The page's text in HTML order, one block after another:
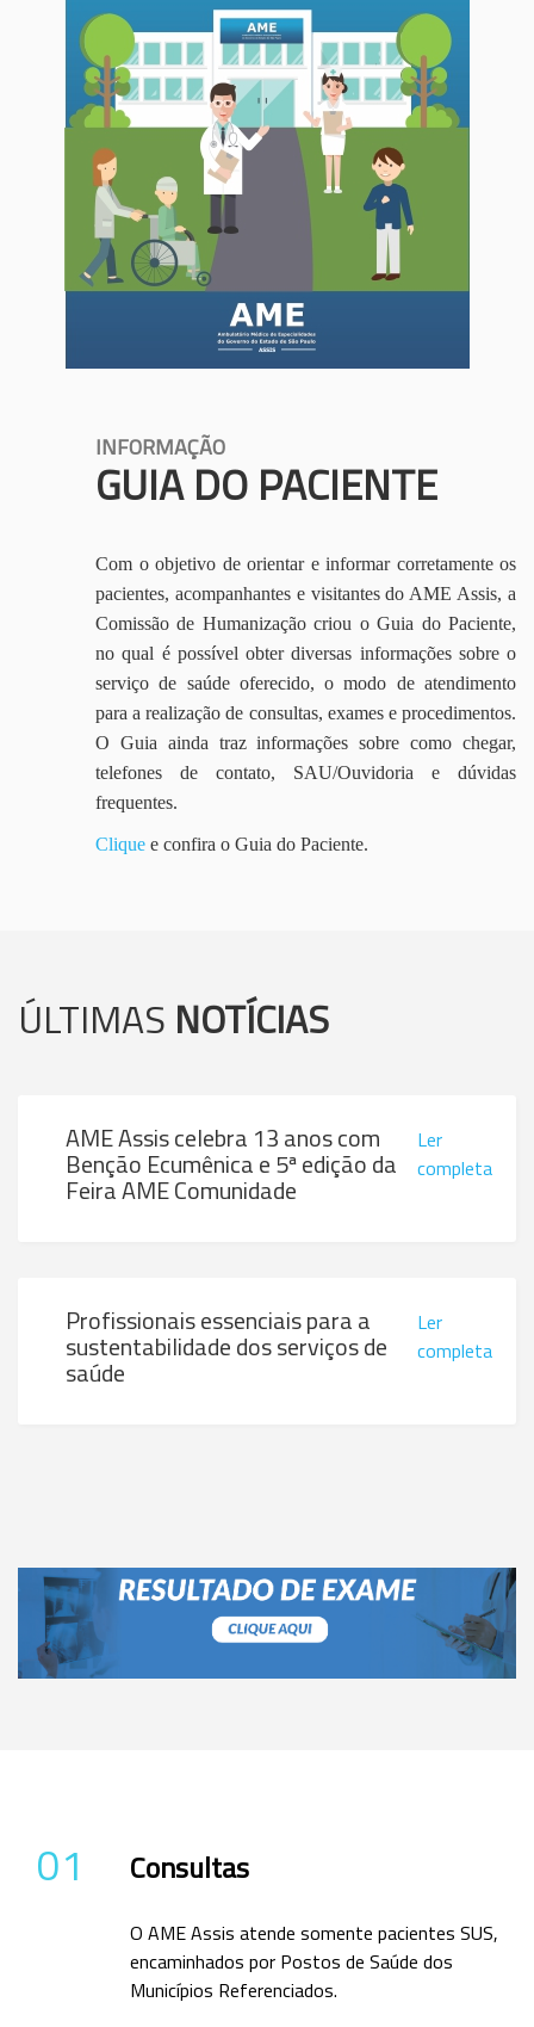
INFORMAÇÃO
GUIA DO PACIENTE
Com o objetivo de orientar e informar corretamente os
pacientes, acompanhantes e visitantes do AME Assis, a
Comissão de Humanização criou o Guia do Paciente,
no qual é possível obter diversas informações sobre o
serviço de saúde oferecido, o modo de atendimento
para a realização de consultas, exames e procedimentos.
O Guia ainda traz informações sobre como chegar,
telefones de contato, SAU/Ouvidoria e dúvidas
frequentes.
Clique e confira o Guia do Paciente.
ÚLTIMAS NOTÍCIAS
AME Assis celebra 13 anos com
Benção Ecumênica e 5ª edição da
Feira AME Comunidade
Ler
completa
Profissionais essenciais para a
sustentabilidade dos serviços de
saúde
Ler
completa
01 Consultas
O AME Assis atende somente pacientes SUS,
encaminhados por Postos de Saúde dos
Municípios Referenciados.